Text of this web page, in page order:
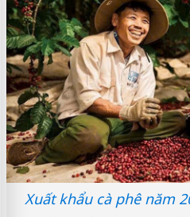
Xuất khẩu cà phê năm